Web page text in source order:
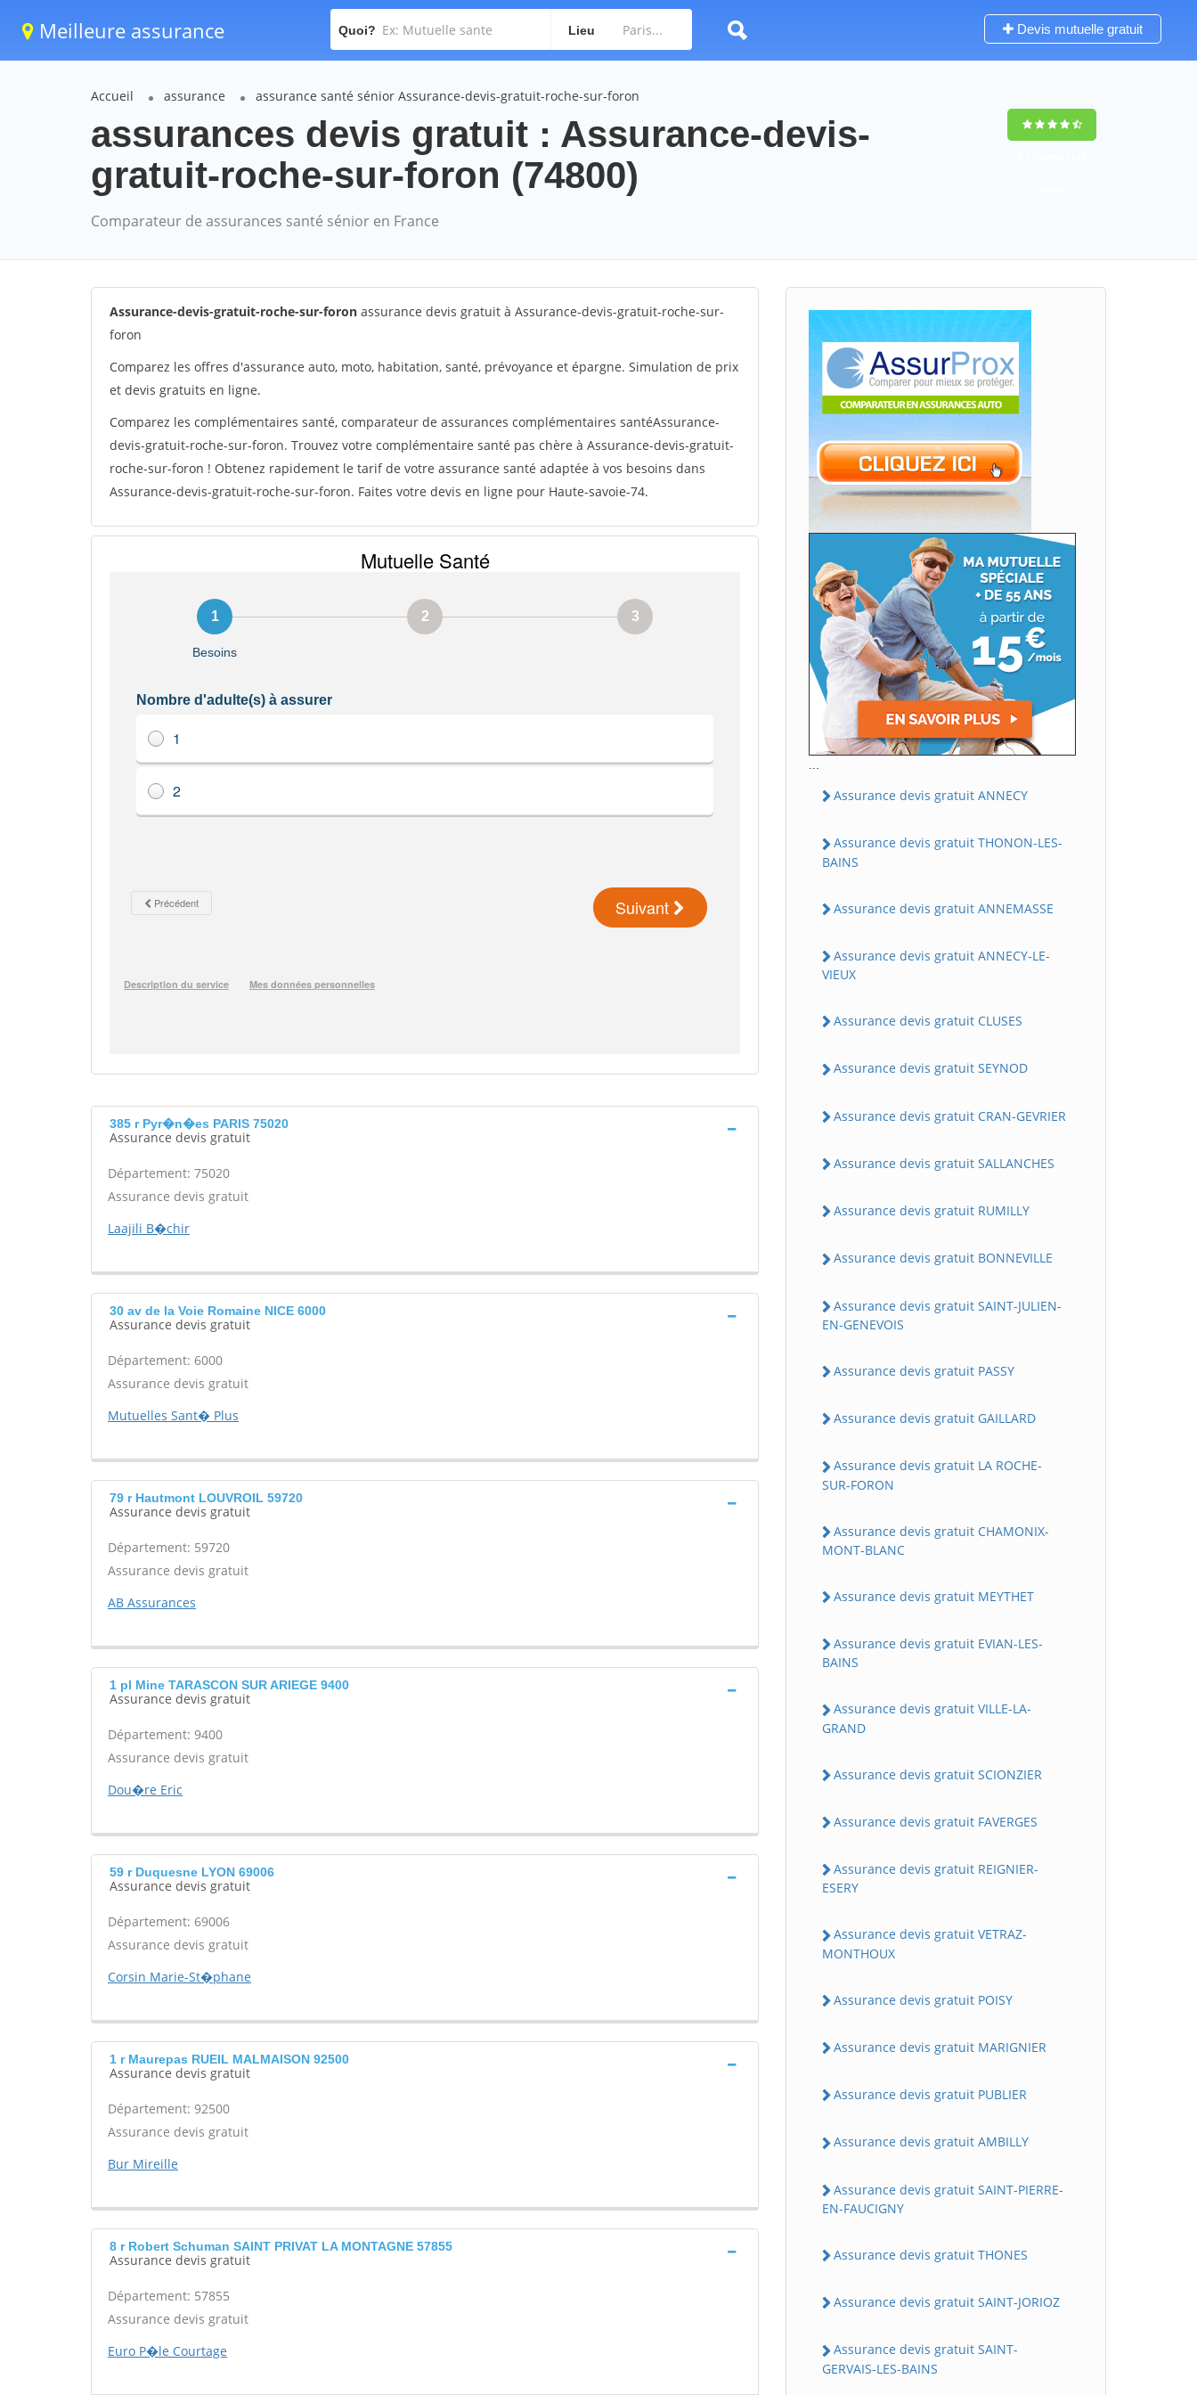
Meilleure assurance Quoi? Lieu Devis mutuelle gratuit
Accueil assurance assurance santé sénior Assurance-devis-gratuit-roche-sur-foron
assurances devis gratuit : Assurance-devis-
gratuit-roche-sur-foron (74800)
Comparateur de assurances santé sénior en France
Assurance-devis-gratuit-roche-sur-foron assurance devis gratuit à Assurance-devis-gratuit-roche-sur-
foron
Comparez les offres d'assurance auto, moto, habitation, santé, prévoyance et épargne. Simulation de prix
et devis gratuits en ligne.
Comparez les complémentaires santé, comparateur de assurances complémentaires santéAssurance-
devis-gratuit-roche-sur-foron. Trouvez votre complémentaire santé pas chère à Assurance-devis-gratuit-
roche-sur-foron ! Obtenez rapidement le tarif de votre assurance santé adaptée à vos besoins dans
Assurance-devis-gratuit-roche-sur-foron. Faites votre devis en ligne pour Haute-savoie-74.
385 r Pyr�n�es PARIS 75020
Assurance devis gratuit
Département: 75020
Assurance devis gratuit
Laajili B�chir
30 av de la Voie Romaine NICE 6000
Assurance devis gratuit
Département: 6000
Assurance devis gratuit
Mutuelles Sant� Plus
79 r Hautmont LOUVROIL 59720
Assurance devis gratuit
Département: 59720
Assurance devis gratuit
AB Assurances
1 pl Mine TARASCON SUR ARIEGE 9400
Assurance devis gratuit
Département: 9400
Assurance devis gratuit
Dou�re Eric
59 r Duquesne LYON 69006
Assurance devis gratuit
Département: 69006
Assurance devis gratuit
Corsin Marie-St�phane
1 r Maurepas RUEIL MALMAISON 92500
Assurance devis gratuit
Département: 92500
Assurance devis gratuit
Bur Mireille
8 r Robert Schuman SAINT PRIVAT LA MONTAGNE 57855
Assurance devis gratuit
Département: 57855
Assurance devis gratuit
Euro P�le Courtage
Assurance devis gratuit ANNECY
Assurance devis gratuit THONON-LES-
BAINS
Assurance devis gratuit ANNEMASSE
Assurance devis gratuit ANNECY-LE-
VIEUX
Assurance devis gratuit CLUSES
Assurance devis gratuit SEYNOD
Assurance devis gratuit CRAN-GEVRIER
Assurance devis gratuit SALLANCHES
Assurance devis gratuit RUMILLY
Assurance devis gratuit BONNEVILLE
Assurance devis gratuit SAINT-JULIEN-
EN-GENEVOIS
Assurance devis gratuit PASSY
Assurance devis gratuit GAILLARD
Assurance devis gratuit LA ROCHE-
SUR-FORON
Assurance devis gratuit CHAMONIX-
MONT-BLANC
Assurance devis gratuit MEYTHET
Assurance devis gratuit EVIAN-LES-
BAINS
Assurance devis gratuit VILLE-LA-
GRAND
Assurance devis gratuit SCIONZIER
Assurance devis gratuit FAVERGES
Assurance devis gratuit REIGNIER-
ESERY
Assurance devis gratuit VETRAZ-
MONTHOUX
Assurance devis gratuit POISY
Assurance devis gratuit MARIGNIER
Assurance devis gratuit PUBLIER
Assurance devis gratuit AMBILLY
Assurance devis gratuit SAINT-PIERRE-
EN-FAUCIGNY
Assurance devis gratuit THONES
Assurance devis gratuit SAINT-JORIOZ
Assurance devis gratuit SAINT-
GERVAIS-LES-BAINS